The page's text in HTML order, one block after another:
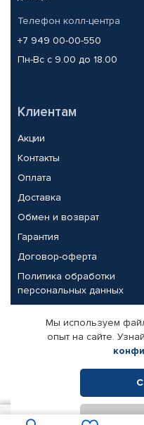
Телефон колл-центра
+7 949 00-00-550
Пн-Вс с 9.00 до 18.00
Клиентам
Акции
Контакты
Оплата
Доставка
Обмен и возврат
Гарантия
Договор-оферта
Политика обработки
персональных данных
Партнерам
Корпоративным клиентам
Поставщикам
© КАМАЗ ЦЕНТР ДОНЕЦК,
Мы используем
опыт на сайте.